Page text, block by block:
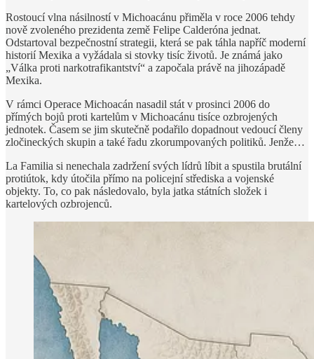
Rostoucí vlna násilností v Michoacánu přiměla v roce 2006 tehdy
nově zvoleného prezidenta země Felipe Calderóna jednat.
Odstartoval bezpečnostní strategii, která se pak táhla napříč moderní
historií Mexika a vyžádala si stovky tisíc životů. Je známá jako
„Válka proti narkotrafikantství“ a započala právě na jihozápadě
Mexika.
V rámci Operace Michoacán nasadil stát v prosinci 2006 do
přímých bojů proti kartelům v Michoacánu tisíce ozbrojených
jednotek. Časem se jim skutečně podařilo dopadnout vedoucí členy
zločineckých skupin a také řadu zkorumpovaných politiků. Jenže…
La Familia si nenechala zadržení svých lídrů líbit a spustila brutální
protiútok, kdy útočila přímo na policejní střediska a vojenské
objekty. To, co pak následovalo, byla jatka státních složek i
kartelových ozbrojenců.